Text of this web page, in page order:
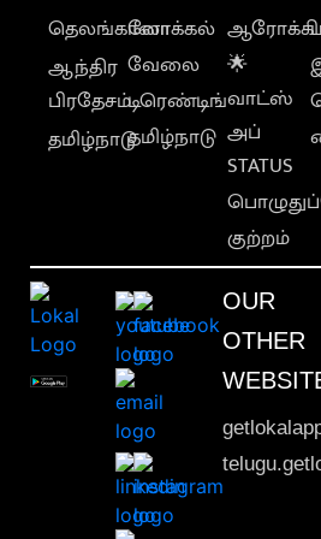
தெலங்கானா
ஆந்திர
பிரதேசம்
தமிழ்நாடு
லோக்கல்
வேலை
டிரெண்டிங்
தமிழ்நாடு
🌟
வாட்ஸ்
அப்
STATUS
குற்றம்
OUR
OTHER